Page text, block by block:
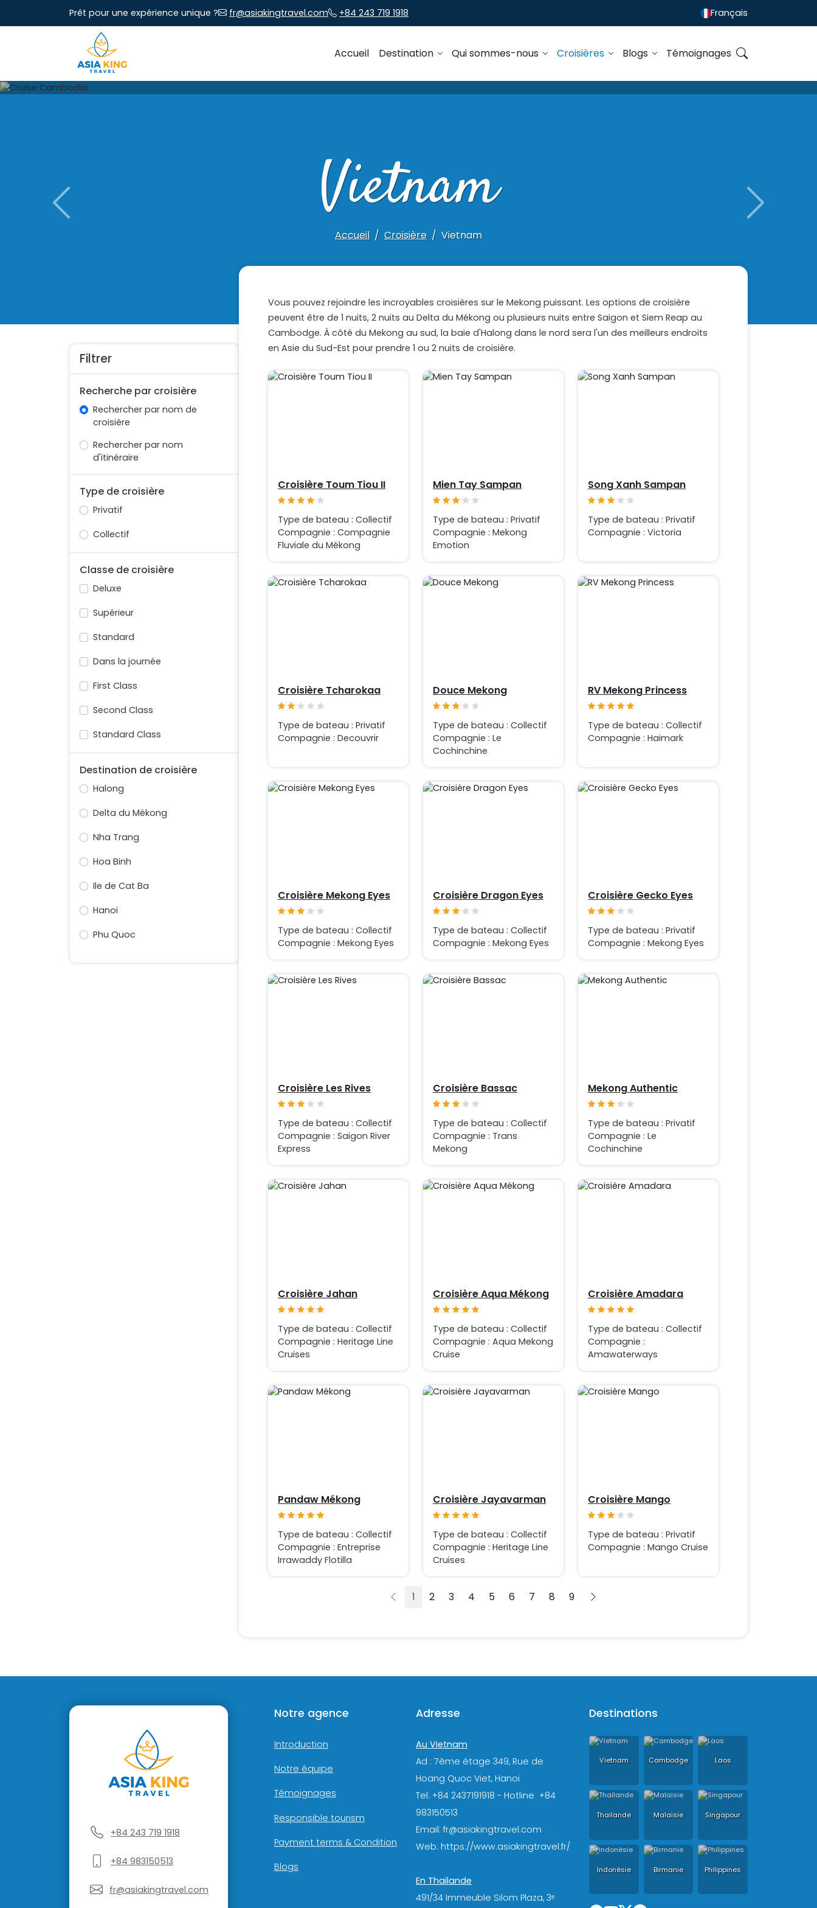
Prêt pour une expérience unique ? fr@asiakingtravel.com +84 243 719 1918 Français
Accueil Destination Qui sommes-nous Croisières Blogs Témoignages
Vietnam
Accueil Croisière Vietnam
Previous Next
Filtrer
Recherche par croisière
Rechercher par nom de
croisière
Rechercher par nom
d'itinéraire
Type de croisière
Privatif
Collectif
Classe de croisière
Deluxe
Supérieur
Standard
Dans la journée
First Class
Second Class
Standard Class
Destination de croisière
Halong
Delta du Mékong
Nha Trang
Hoa Binh
Ile de Cat Ba
Hanoi
Phu Quoc
Vous pouvez rejoindre les incroyables croisières sur le Mekong puissant. Les options de croisière
peuvent être de 1 nuits, 2 nuits au Delta du Mékong ou plusieurs nuits entre Saigon et Siem Reap au
Cambodge. À côté du Mekong au sud, la baie d'Halong dans le nord sera l'un des meilleurs endroits
en Asie du Sud-Est pour prendre 1 ou 2 nuits de croisière.
Croisière Toum Tiou II
Type de bateau : Collectif
Compagnie : Compagnie
Fluviale du Mékong
Mien Tay Sampan
Type de bateau : Privatif
Compagnie : Mekong
Emotion
Song Xanh Sampan
Type de bateau : Privatif
Compagnie : Victoria
Croisière Tcharokaa
Type de bateau : Privatif
Compagnie : Decouvrir
Douce Mekong
Type de bateau : Collectif
Compagnie : Le
Cochinchine
RV Mekong Princess
Type de bateau : Collectif
Compagnie : Haimark
Croisière Mekong Eyes
Type de bateau : Collectif
Compagnie : Mekong Eyes
Croisière Dragon Eyes
Type de bateau : Collectif
Compagnie : Mekong Eyes
Croisière Gecko Eyes
Type de bateau : Privatif
Compagnie : Mekong Eyes
Croisière Les Rives
Type de bateau : Collectif
Compagnie : Saigon River
Express
Croisière Bassac
Type de bateau : Collectif
Compagnie : Trans
Mekong
Mekong Authentic
Type de bateau : Privatif
Compagnie : Le
Cochinchine
Croisière Jahan
Type de bateau : Collectif
Compagnie : Heritage Line
Cruises
Croisière Aqua Mékong
Type de bateau : Collectif
Compagnie : Aqua Mekong
Cruise
Croisière Amadara
Type de bateau : Collectif
Compagnie :
Amawaterways
Pandaw Mékong
Type de bateau : Collectif
Compagnie : Entreprise
Irrawaddy Flotilla
Croisière Jayavarman
Type de bateau : Collectif
Compagnie : Heritage Line
Cruises
Croisière Mango
Type de bateau : Privatif
Compagnie : Mango Cruise
1 2 3 4 5 6 7 8 9
+84 243 719 1918
+84 983150513
fr@asiakingtravel.com
Notre agence
Introduction
Notre équipe
Témoignages
Responsible tourism
Payment terms & Condition
Blogs
Adresse
Au Vietnam
Ad : 7ème étage 349, Rue de
Hoang Quoc Viet, Hanoi
Tel: +84 2437191918 - Hotline +84
983150513
Email: fr@asiakingtravel.com
Web: https://www.asiakingtravel.fr/
En Thailande
491/34 Immeuble Silom Plaza, 3ᵉ
Destinations
Vietnam Cambodge Laos
Thailande Malaisie Singapour
Indonésie Birmanie Philippines